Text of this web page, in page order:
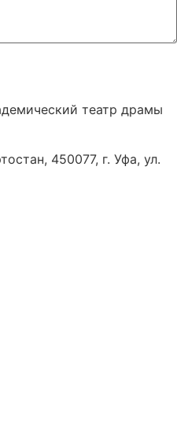
театр драмы
450077, г. Уфа, ул.